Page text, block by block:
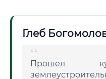
Глеб
Прошел